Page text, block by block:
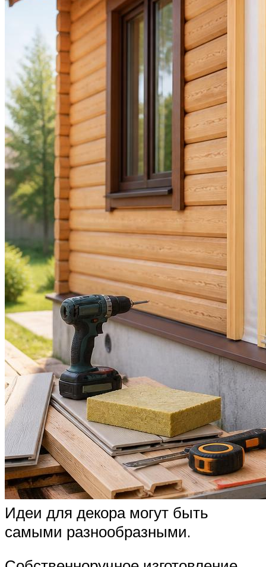
Идеи для декора могут быть
самыми разнообразными.